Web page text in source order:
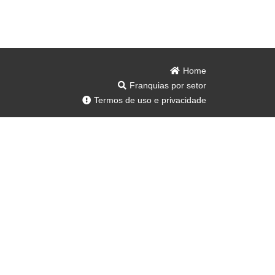
Home
Franquias por setor
Termos de uso e privacidade